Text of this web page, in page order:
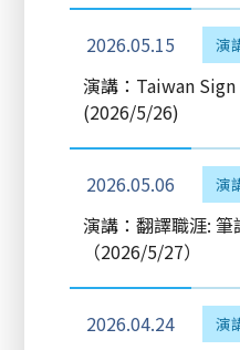
2026.05.15 演
演講：Taiwan
(2026/5/26)
2026.05.06 演
演講：翻譯職涯:
（2026/5/27）
2026.04.24 演